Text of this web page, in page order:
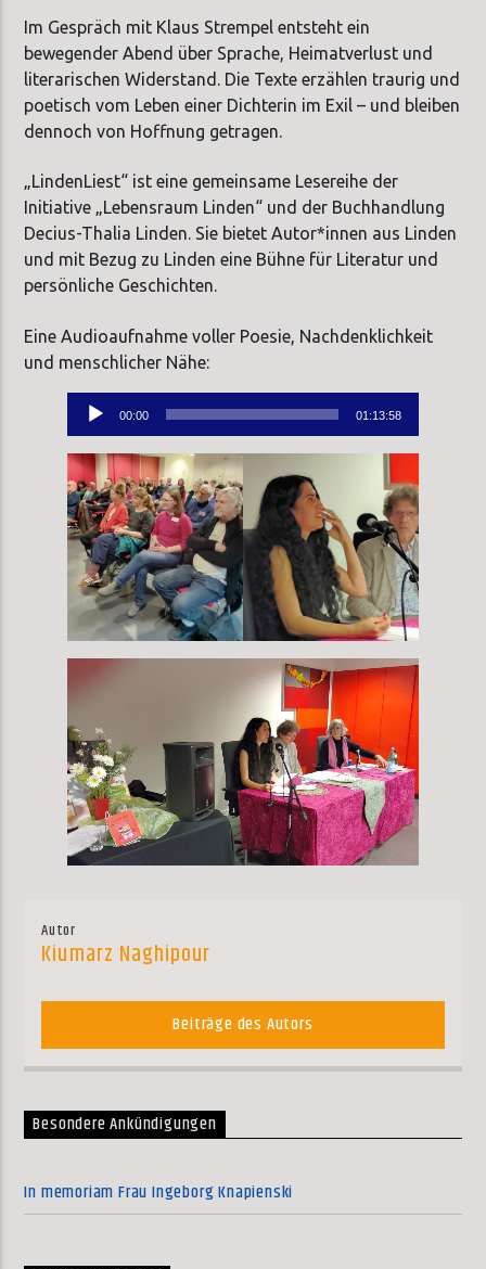
Im Gespräch mit Klaus Strempel entsteht ein
bewegender Abend über Sprache, Heimatverlust und
literarischen Widerstand. Die Texte erzählen traurig und
poetisch vom Leben einer Dichterin im Exil – und bleiben
dennoch von Hoffnung getragen.
„LindenLiest“ ist eine gemeinsame Lesereihe der
Initiative „Lebensraum Linden“ und der Buchhandlung
Decius-Thalia Linden. Sie bietet Autor*innen aus Linden
und mit Bezug zu Linden eine Bühne für Literatur und
persönliche Geschichten.
Eine Audioaufnahme voller Poesie, Nachdenklichkeit
und menschlicher Nähe:
Audio-
00:00 01:13:58
Autor
Kiumarz Naghipour
Beiträge des Autors
Besondere Ankündigungen
In memoriam Frau Ingeborg Knapienski